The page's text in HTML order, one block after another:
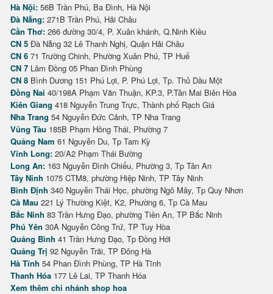
Hà Nội: 56B Trần Phú, Ba Đình, Hà Nội
Đà Nẵng: 271B Trần Phú, Hải Châu
Cần Thơ: 266 đường 30/4, P. Xuân khánh, Q.Ninh Kiều
CN 5 Đà Nẵng 32 Lê Thanh Nghị, Quận Hải Châu
CN 6 71 Trường Chinh, Phường Xuân Phú, TP Huế
CN 7 Lâm Đồng 05 Phan Đình Phùng
CN 8 Bình Dương 151 Phú Lợi, P. Phú Lợi, Tp. Thủ Dầu Một
Đồng Nai 40/198A Phạm Văn Thuận, KP.3, P.Tân Mai Biên Hòa
Kiên Giang 418 Nguyễn Trung Trực, Thành phố Rạch Giá
Nha Trang 54 Nguyễn Đức Cảnh, TP Nha Trang
Vũng Tàu 185B Phạm Hồng Thái, Phường 7
Quảng Nam 61 Nguyễn Du, Tp Tam Kỳ
Vĩnh Long: 20/A2 Phạm Thái Bường
Long An: 163 Nguyễn Đình Chiểu, Phường 3, Tp Tân An
Tây Ninh 1075 CTM8, phường Hiệp Ninh, TP Tây Ninh
Bình Định 340 Nguyễn Thái Học, phường Ngô Mây, Tp Quy Nhơn
Cà Mau 221 Lý Thường Kiệt, K2, Phường 6, Tp Cà Mau
Bắc Ninh 83 Trần Hưng Đạo, phường Tiền An, TP Bắc Ninh
Phú Yên 30A Nguyễn Công Trứ, TP Tuy Hòa
Quảng Bình 41 Trần Hưng Đạo, Tp Đồng Hới
Quảng Trị 92 Nguyễn Trãi, TP Đông Hà
Hà Tĩnh 54 Phan Đình Phùng, TP Hà Tĩnh
Thanh Hóa 177 Lê Lai, TP Thanh Hóa
Xem thêm chi nhánh shop hoa